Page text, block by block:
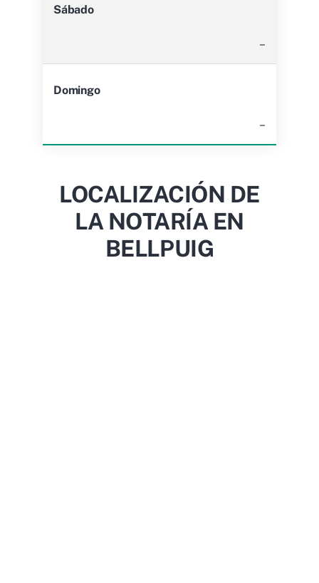
Sábado
–
Domingo
–
LOCALIZACIÓN DE
LA NOTARÍA EN
BELLPUIG